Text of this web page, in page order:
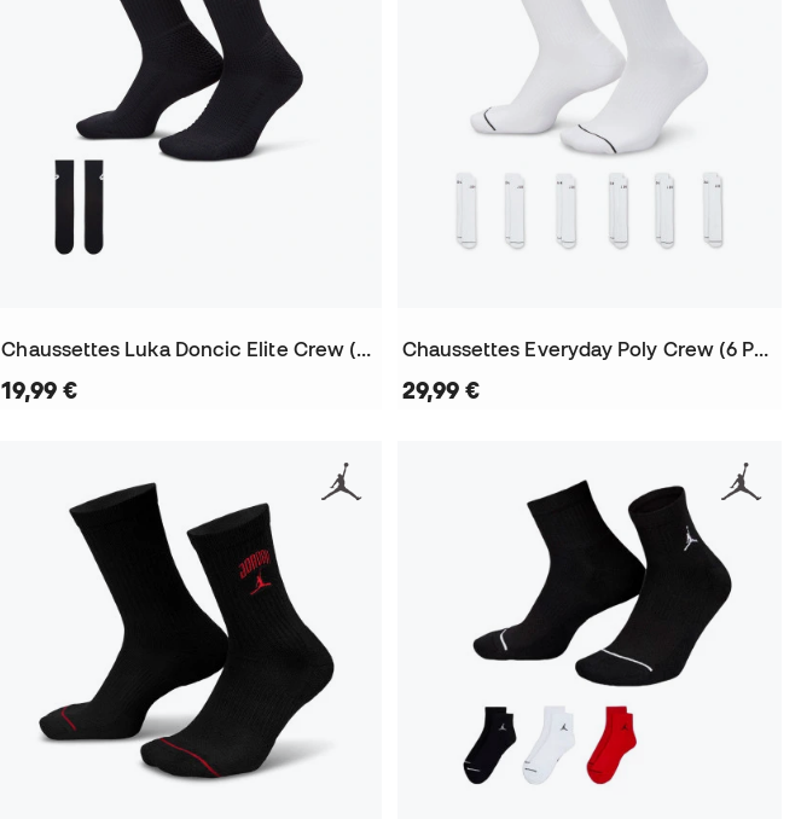
Chaussettes Luka Doncic Elite Crew (1 Par)
19,99 €
Chaussettes Everyday Poly Crew (6 Pares)
29,99 €